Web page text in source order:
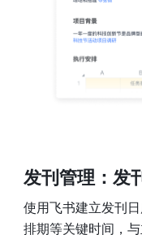
发刊管理：发
使用飞书建立发刊
排期等关键时间，